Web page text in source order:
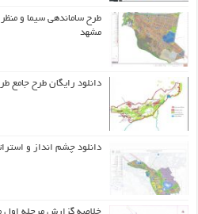
طرح ساماندهی سیما و
مشهد
دانلود رایگان طرح جامع
دانلود چشم انداز و
خلاصه گزارش مرحله اول